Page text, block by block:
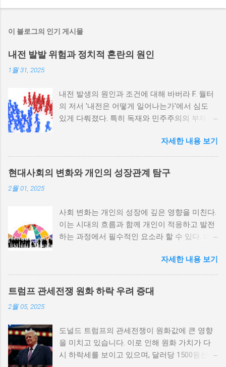
이 블로그의 인기 게시물
내전 발발 위험과 정치적 혼란의 원인
1월 31, 2025
내전 발생의 원인과 조건에 대해 바버라 F. 월터
의 저서 '내전은 어떻게 일어나는가'에서 심도
있게 다뤄졌다. 특히 독재와 민주주의의 부재가
정치적 파벌화와 경제·군사 체제의 불안정성이
내전의 촉매제가 된다는 사실은 우리에게 중요
한 교훈을 준다. 정치적 불안정성과 내전 발발
위험 정치적 불안정성은 내전 발발의 핵심 요인
적 갈등이 심화되고, 이로 인해 내전의 위험이
증가한다. 이와 같은 경우, 국민들은 정부에 대
한 불만을 느끼고, 체제 전복을 위해 무장 세력
역사적으로도 정치적 불안정성이 높은 국가에
서는 종종 내전이 발발했던 예가 많다. 이러한
비극적인 상황을 방지하기 위해서는 먼저 정치
한 원인 중 하나는 경제적 불균형이다. 경제가
일부 계층에 의해 독점되고, 대다수의 국민이 경
제적 불안정과 빈곤 속에서 고통받게 되면, 사회
자세한 내용 보기
현대사회의 변화와 개인의 성장관계 탐구
2월 01, 2025
사회 변화는 개인의 성장에 깊은 영향을 미친다.
이는 시대의 흐름과 함께 개인이 적응하고 발전
하는 과정에서 필수적인 요소라 할 수 있다. 따
탐구하는 것이 필요하다. 사회 변화의 의미와 구
조 사회 변화란 특정 사회의 구조, 문화, 가치관
등이 시간이 지남에 따라 변화하는 과정을 의미
한다. 이러한 변화는 다양한 요인에 의해 발생할
이루어진다. 예를 들어, 산업 혁명은 사람들이
일하는 방식과 생활 방식을 완전히 변화시켰다.
이에 따라 개인의 역할과 목표 또한 변화할 수밖
자세한 내용 보기
트럼프 관세전쟁 원화 하락 우려 증대
2월 05, 2025
도널드 트럼프의 관세전쟁이 원화값에 큰 영향
을 미치고 있습니다. 이로 인해 원화 가치가 다
시 하락세를 보이고 있으며, 달러당 1500원선이